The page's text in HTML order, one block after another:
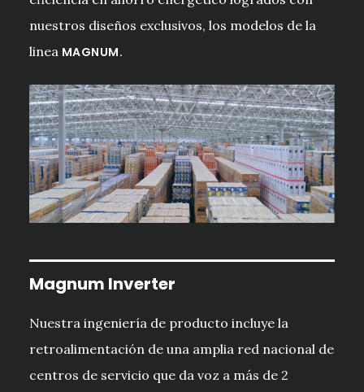
nuestros diseños exclusivos, los modelos de la
linea MAGNUM.
Magnum Inverter
Nuestra ingeniería de producto incluye la
retroalimentación de una amplia red nacional de
centros de servicio que da voz a más de 2